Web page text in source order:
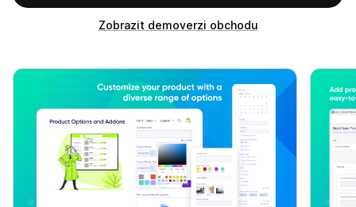
Zobrazit demoverzi obchodu